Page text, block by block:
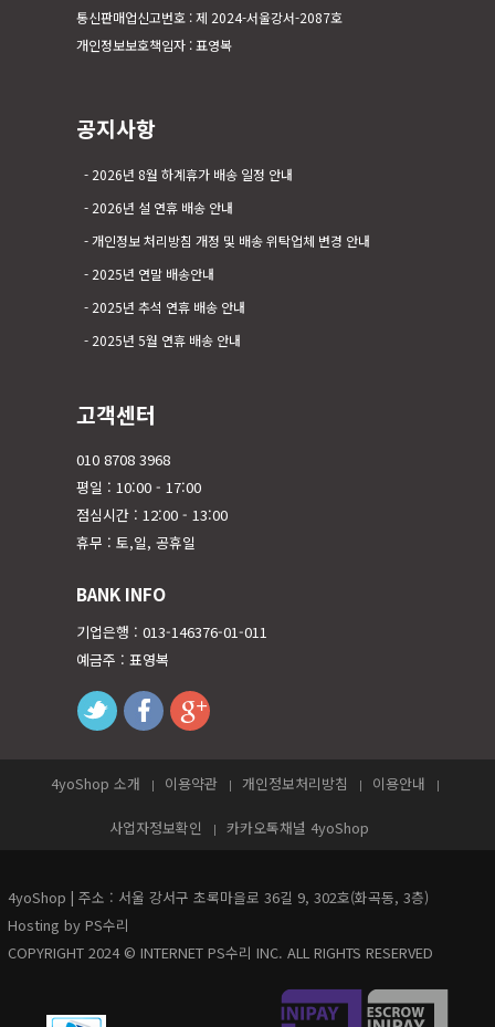
통신판매업신고번호 : 제 2024-서울강서-2087호
개인정보보호책임자 : 표영복
공지사항
2026년 8월 하계휴가 배송 일정 안내
2026년 설 연휴 배송 안내
개인정보 처리방침 개정 및 배송 위탁업체 변경 안내
2025년 연말 배송안내
2025년 추석 연휴 배송 안내
2025년 5월 연휴 배송 안내
고객센터
010 8708 3968
평일 : 10:00 - 17:00
점심시간 : 12:00 - 13:00
휴무 : 토,일, 공휴일
BANK INFO
기업은행 : 013-146376-01-011
예금주 : 표영복
twitterfacebook
4yoShop 소개 이용약관 개인정보처리방침 이용안내
사업자정보확인 카카오톡채널 4yoShop
4yoShop | 주소 : 서울 강서구 초록마을로 36길 9, 302호(화곡동, 3층)
Hosting by PS수리
COPYRIGHT 2024 © INTERNET PS수리 INC. ALL RIGHTS RESERVED